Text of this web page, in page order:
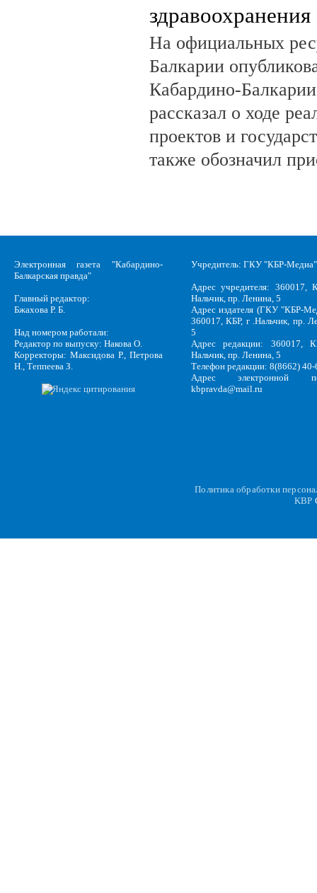
На официальных
Балкарии
Кабардино-
рассказал о ходе
проектов и
также обозначил
Электронная газета "Кабардино-
Балкарская правда"
Главный редактор:
Бжахова Р. Б.
Над номером работали:
Редактор по выпуску: Накова О.
Корректоры: Максидова Р., Петрова
Н., Теппеева З.
Учредитель: ГКУ "КБР-Медиа"
Адрес учредителя: 360017,
Нальчик, пр. Ленина, 5
Адрес издателя (ГКУ "КБР-
360017, КБР, г .Нальчик, пр.
5
Адрес редакции: 360017,
Нальчик, пр. Ленина, 5
Телефон редакции: 8(8662)
Адрес электронной
kbpravda@mail.ru
Политика обработки
KBP